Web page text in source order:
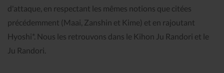
d'attaque, en respectant les mêmes notions que citées
précédemment (Maai, Zanshin et Kime) et en rajoutant
Hyoshi*. Nous les retrouvons dans le Kihon Ju Randori et le
Ju Randori.